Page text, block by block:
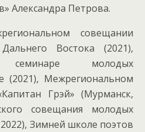
Александра Петрова.
совещании
Востока (2021),
семинаре молодых
(2021), Межрегиональном
Грэй» (Мурманск,
совещания молодых
Зимней школе поэтов